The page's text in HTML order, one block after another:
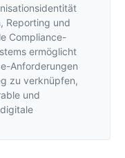
Reporting und
Compliance-
ermöglicht
Anforderungen
zu verknüpfen,
und